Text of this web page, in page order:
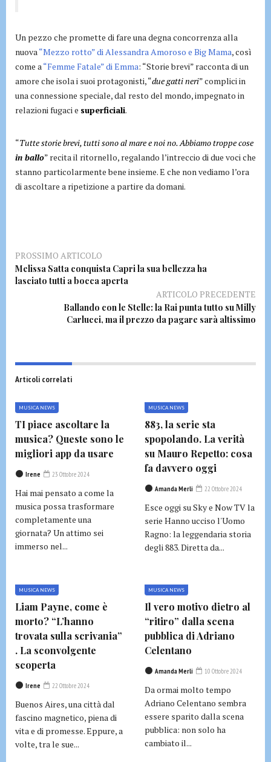
Un pezzo che promette di fare una degna concorrenza alla
nuova “Mezzo rotto” di Alessandra Amoroso e Big Mama, così
come a “Femme Fatale” di Emma: “Storie brevi” racconta di un
amore che isola i suoi protagonisti, “due gatti neri” complici in
una connessione speciale, dal resto del mondo, impegnato in
relazioni fugaci e superficiali.
“Tutte storie brevi, tutti sono al mare e noi no. Abbiamo troppe cose
in ballo” recita il ritornello, regalando l’intreccio di due voci che
stanno particolarmente bene insieme. E che non vediamo l’ora
di ascoltare a ripetizione a partire da domani.
PROSSIMO ARTICOLO
Melissa Satta conquista Capri la sua bellezza ha
lasciato tutti a bocca aperta
ARTICOLO PRECEDENTE
Ballando con le Stelle: la Rai punta tutto su Milly
Carlucci, ma il prezzo da pagare sarà altissimo
Articoli correlati
MUSICA NEWS
TI piace ascoltare la
musica? Queste sono le
migliori app da usare
Irene 23 Ottobre 2024
Hai mai pensato a come la
musica possa trasformare
completamente una
giornata? Un attimo sei
immerso nel...
MUSICA NEWS
883, la serie sta
spopolando. La verità
su Mauro Repetto: cosa
fa davvero oggi
Amanda Merli 22 Ottobre 2024
Esce oggi su Sky e Now TV la
serie Hanno ucciso l'Uomo
Ragno: la leggendaria storia
degli 883. Diretta da...
MUSICA NEWS
Liam Payne, come è
morto? “L’hanno
trovata sulla scrivania”
. La sconvolgente
scoperta
Irene 22 Ottobre 2024
Buenos Aires, una città dal
fascino magnetico, piena di
vita e di promesse. Eppure, a
volte, tra le sue...
MUSICA NEWS
Il vero motivo dietro al
“ritiro” dalla scena
pubblica di Adriano
Celentano
Amanda Merli 10 Ottobre 2024
Da ormai molto tempo
Adriano Celentano sembra
essere sparito dalla scena
pubblica: non solo ha
cambiato il...